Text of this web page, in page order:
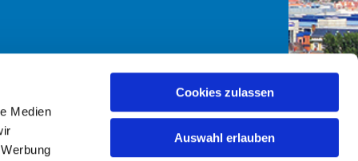
Medien
Cookies zulassen
Auswahl erlauben
gemeinde-tiergarten.de